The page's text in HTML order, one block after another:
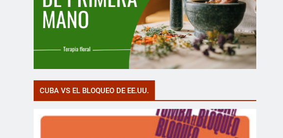
CUBA VS EL BLOQUEO DE EE.UU.